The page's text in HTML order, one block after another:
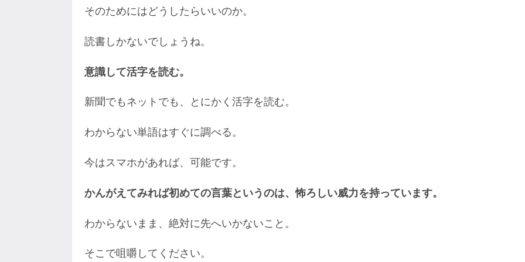
そのためにはどうしたらいいのか。
読書しかないでしょうね。
意識して活字を読む。
新聞でもネットでも、とにかく活字を読む。
わからない単語はすぐに調べる。
今はスマホがあれば、可能です。
かんがえてみれば初めての言葉というのは、怖ろしい威力を持っています。
わからないまま、絶対に先へいかないこと。
そこで咀嚼してください。